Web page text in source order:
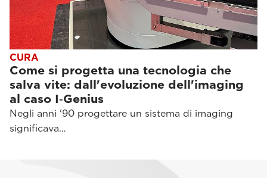
CURA
Come si progetta una tecnologia che
salva vite: dall'evoluzione dell'imaging
al caso I‑Genius
Negli anni '90 progettare un sistema di imaging
significava…